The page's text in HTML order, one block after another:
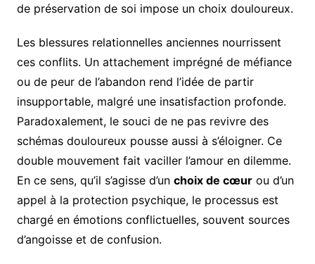
de préservation de soi impose un choix douloureux.
Les blessures relationnelles anciennes nourrissent
ces conflits. Un attachement imprégné de méfiance
ou de peur de l’abandon rend l’idée de partir
insupportable, malgré une insatisfaction profonde.
Paradoxalement, le souci de ne pas revivre des
schémas douloureux pousse aussi à s’éloigner. Ce
double mouvement fait vaciller l’amour en dilemme.
En ce sens, qu’il s’agisse d’un choix de cœurou d’un
appel à la protection psychique, le processus est
chargé en émotions conflictuelles, souvent sources
d’angoisse et de confusion.